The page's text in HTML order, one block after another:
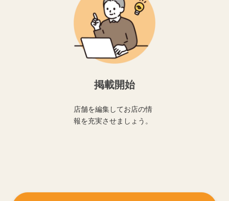
掲載開始
店舗を編集してお店の情
報を充実させましょう。